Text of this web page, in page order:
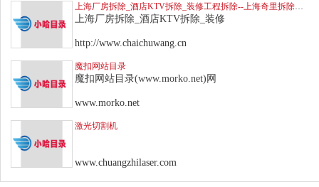
上海厂房拆除_酒店KTV拆除_装修
http://www.chaichuwang.cn
魔扣网站目录
魔扣网站目录(www.morko.net)网
www.morko.net
激光切割机
www.chuangzhilaser.com